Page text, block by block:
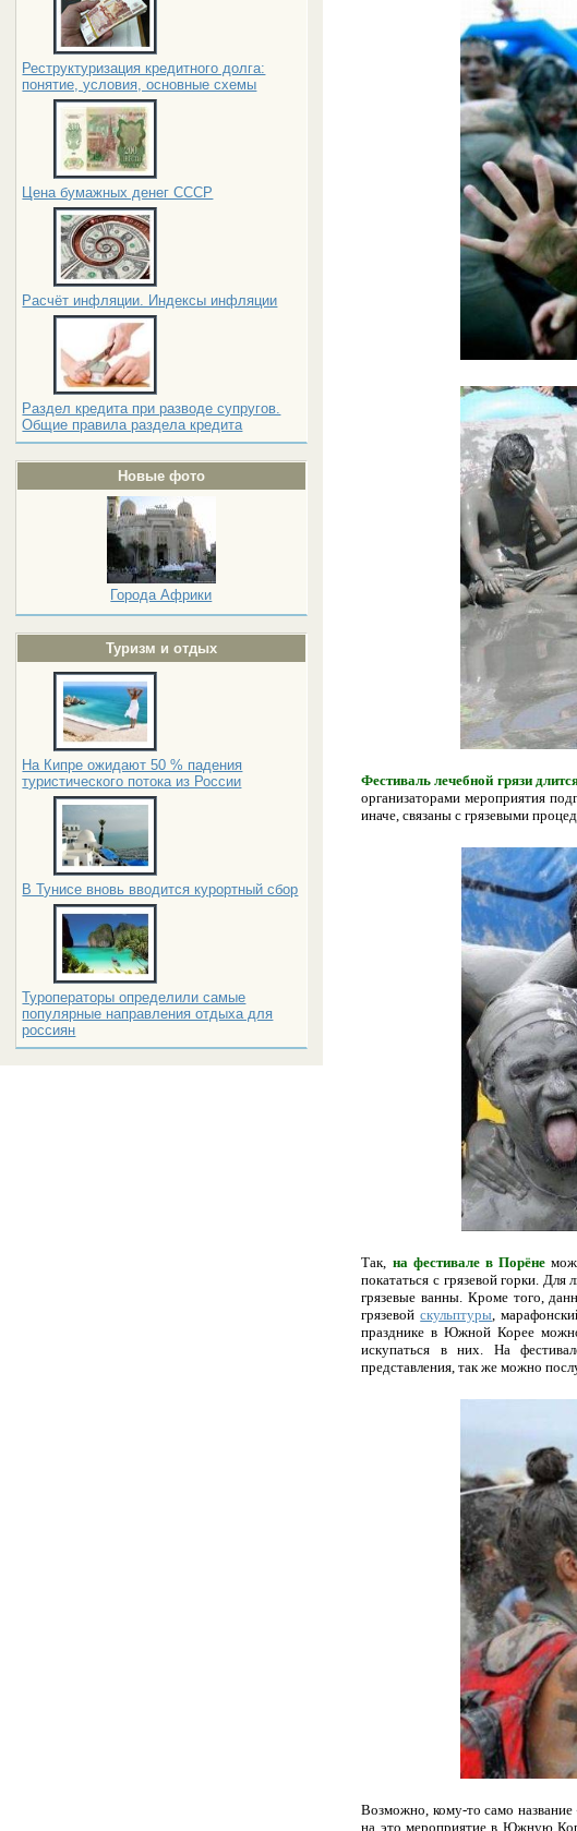
Реструктуризация кредитного долга:
понятие, условия, основные схемы
Цена бумажных денег СССР
Расчёт инфляции. Индексы инфляции
Раздел кредита при разводе супругов.
Общие правила раздела кредита
Новые фото
Города Африки
Туризм и отдых
На Кипре ожидают 50 % падения
туристического потока из России
В Тунисе вновь вводится курортный сбор
Туроператоры определили самые
популярные направления отдыха для
россиян
Фестиваль лечебной грязи
организаторами мероприятия
иначе, связаны с грязевыми
Так, на фестивале в Порёне
покататься с грязевой горки.
грязевые ванны. Кроме того,
грязевойскульптуры ,
празднике в Южной Корее
искупаться в них. На
представления, так же можно
Возможно, кому-то само название
на это мероприятие в Южную